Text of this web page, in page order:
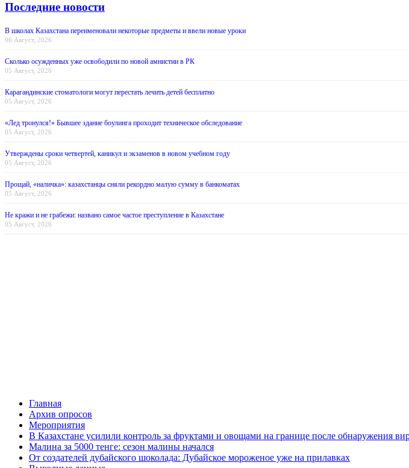
Последние новости
В школах Казахстана переименовали некоторые предметы и ввели новые уроки
06 Август, 2026
Сколько осужденных уже освободили по новой амнистии в РК
05 Август, 2026
Карагандинские стоматологи могут перестать лечить детей бесплатно
05 Август, 2026
«Лед тронулся!» Бывшее здание боулинга проходит техническое обследование
05 Август, 2026
Утверждены сроки четвертей, каникул и экзаменов в новом учебном году
05 Август, 2026
Прощай, «наличка»: казахстанцы сняли рекордно малую сумму в банкоматах
05 Август, 2026
Не кражи и не грабежи: названо самое частое преступление в Казахстане
05 Август, 2026
Главная
Архив опросов
Мероприятия
В Казахстане усилили контроль за фруктами и овощами на границе после обнаружения
Малина за 5000 тенге: сезон малины начался
От создателей дубайского шоколада: Дубайское мороженое уже на прилавках